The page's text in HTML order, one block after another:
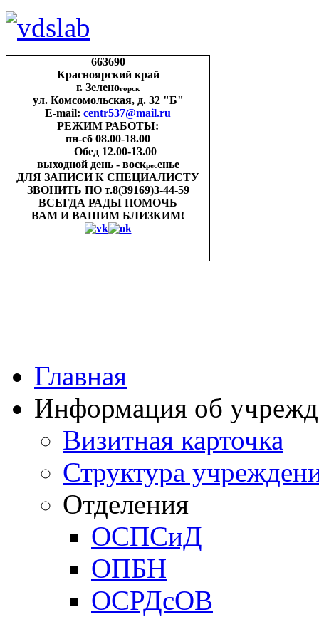
663690
Красноярский край
г. Зеленогорск
ул. Комсомольская, д. 32 "Б"
E-mail: centr537@mail.ru
РЕЖИМ РАБОТЫ:
пн-cб 08.00-18.00
Обед 12.00-13.00
выходной день - воскресенье
ДЛЯ ЗАПИСИК СПЕЦИАЛИСТУ
ЗВОНИТЬ ПО т.8(39169)3-44-59
ВСЕГДА РАДЫ ПОМОЧЬ
ВАМ И ВАШИМ БЛИЗКИМ!
Главная
Информация об
Визитная карточка
Структура
Отделения
ОСПСиД
ОПБН
ОСРДсОВ